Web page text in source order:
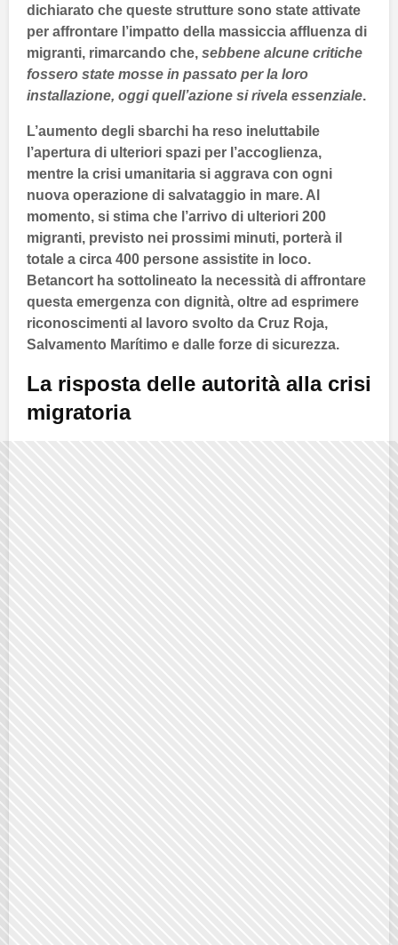
dichiarato che queste strutture sono state attivate
per affrontare l’impatto della massiccia affluenza di
migranti, rimarcando che, sebbene alcune critiche
fossero state mosse in passato per la loro
installazione, oggi quell’azione si rivela essenziale.
L’aumento degli sbarchi ha reso ineluttabile
l’apertura di ulteriori spazi per l’accoglienza,
mentre la crisi umanitaria si aggrava con ogni
nuova operazione di salvataggio in mare. Al
momento, si stima che l’arrivo di ulteriori 200
migranti, previsto nei prossimi minuti, porterà il
totale a circa 400 persone assistite in loco.
Betancort ha sottolineato la necessità di affrontare
questa emergenza con dignità, oltre ad esprimere
riconoscimenti al lavoro svolto da Cruz Roja,
Salvamento Marítimo e dalle forze di sicurezza.
La risposta delle autorità alla crisi
migratoria